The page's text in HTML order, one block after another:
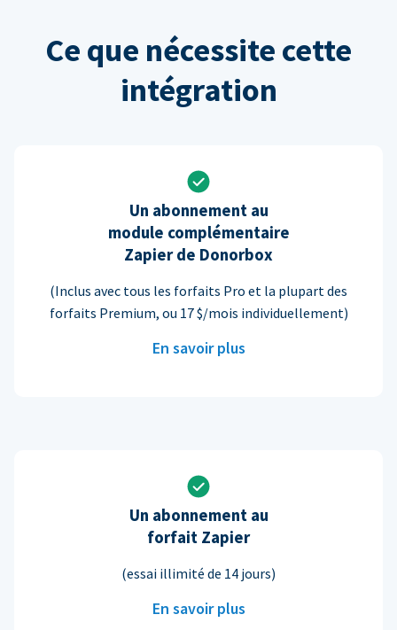
Ce que nécessite cette
intégration
Un abonnement au
module complémentaire
Zapier de Donorbox
(Inclus avec tous les forfaits Pro et la plupart des
forfaits Premium, ou 17 $/mois individuellement)
En savoir plus
Un abonnement au
forfait Zapier
(essai illimité de 14 jours)
En savoir plus